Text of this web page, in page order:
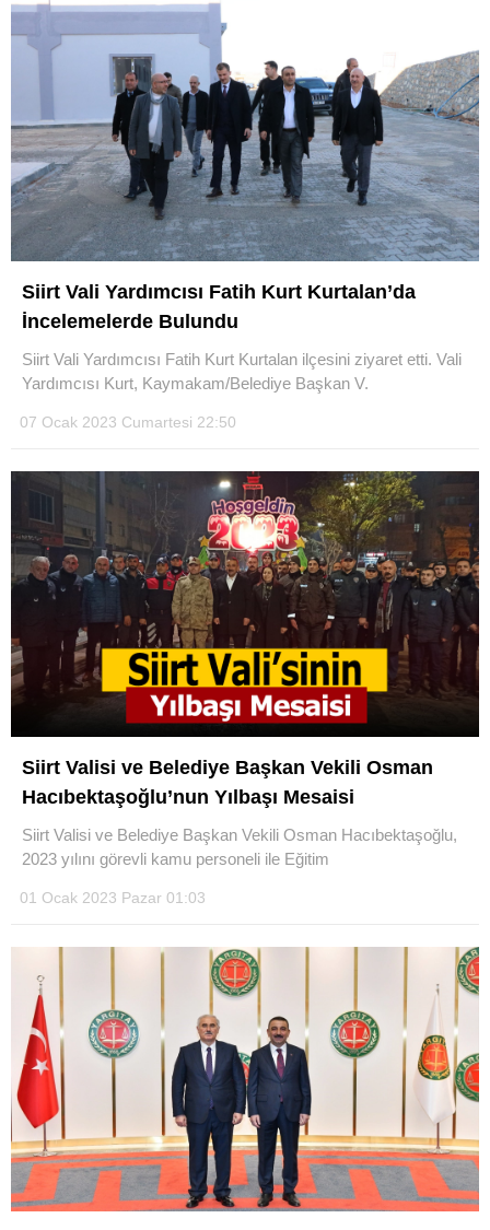
Siirt Vali Yardımcısı Fatih Kurt Kurtalan’da
İncelemelerde Bulundu
Siirt Vali Yardımcısı Fatih Kurt Kurtalan ilçesini ziyaret etti. Vali
Yardımcısı Kurt, Kaymakam/Belediye Başkan V.
07 Ocak 2023 Cumartesi 22:50
Siirt Valisi ve Belediye Başkan Vekili Osman
Hacıbektaşoğlu’nun Yılbaşı Mesaisi
Siirt Valisi ve Belediye Başkan Vekili Osman Hacıbektaşoğlu,
2023 yılını görevli kamu personeli ile Eğitim
01 Ocak 2023 Pazar 01:03